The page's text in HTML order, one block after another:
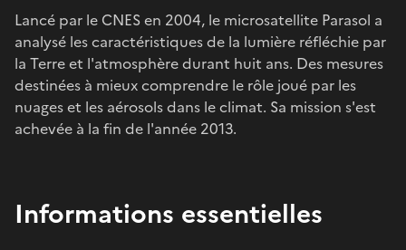
Lancé par le CNES en 2004, le microsatellite Parasol a
analysé les caractéristiques de la lumière réfléchie par
la Terre et l'atmosphère durant huit ans. Des mesures
destinées à mieux comprendre le rôle joué par les
nuages et les aérosols dans le climat. Sa mission s'est
achevée à la fin de l'année 2013.
Informations essentielles